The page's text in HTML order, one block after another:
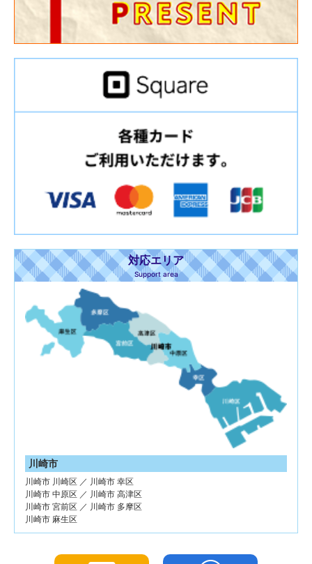
対応エリア
Support area
川崎市
川崎市 川崎区 ／ 川崎市 幸区
川崎市 中原区 ／ 川崎市 高津区
川崎市 宮前区 ／ 川崎市 多摩区
川崎市 麻生区